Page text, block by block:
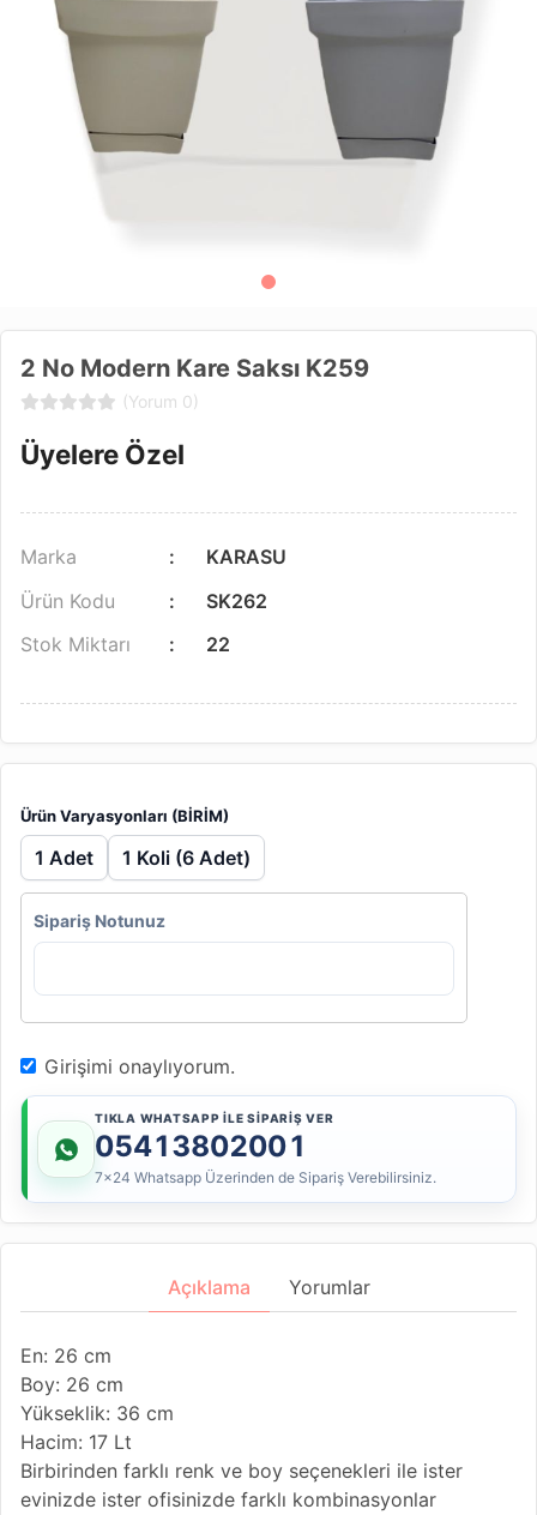
2 No Modern Kare Saksı K259
(Yorum 0)
Üyelere Özel
Marka
KARASU
Ürün Kodu
SK262
Stok Miktarı
22
Ürün Varyasyonları (BİRİM)
1 Adet 1 Koli (6 Adet)
Sipariş Notunuz
Girişimi onaylıyorum.
TIKLA WHATSAPP İLE SİPARİŞ VER
05413802001
7x24 Whatsapp Üzerinden de Sipariş Verebilirsiniz.
Açıklama Yorumlar
En: 26 cm
Boy: 26 cm
Yükseklik: 36 cm
Hacim: 17 Lt
Birbirinden farklı renk ve boy seçenekleri ile ister
evinizde ister ofisinizde farklı kombinasyonlar